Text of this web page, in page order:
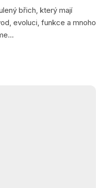
břich, který mají
evoluci, funkce a mnoho